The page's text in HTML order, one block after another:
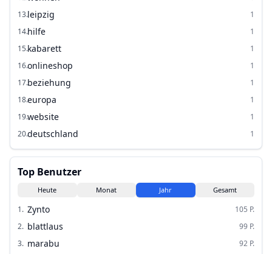
13.leipzig
1
14.hilfe
1
15.kabarett
1
16.onlineshop
1
17.beziehung
1
18.europa
1
19.website
1
20.deutschland 1
Top Benutzer
Heute Monat Jahr Gesamt
1. Zynto 105 P.
2. blattlaus 99 P.
3. marabu 92 P.